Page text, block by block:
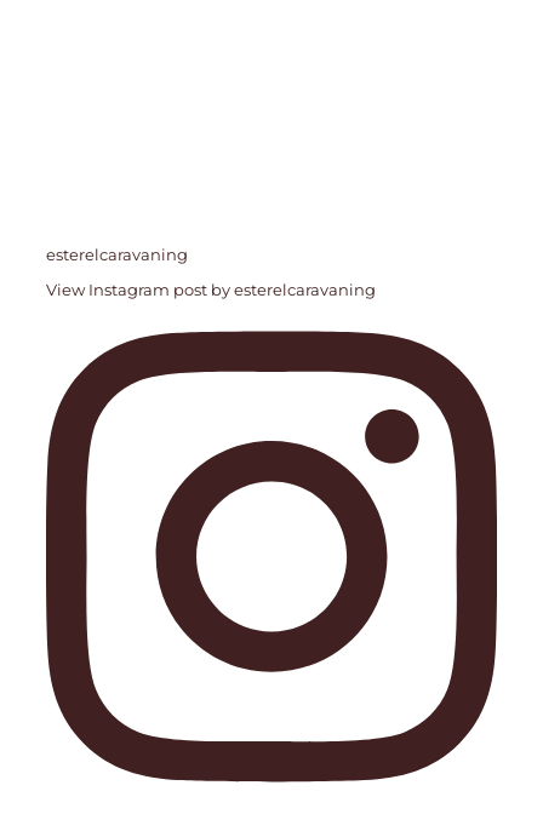
esterelcaravaning
View Instagram post by esterelcaravaning